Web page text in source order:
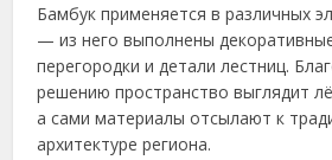
Бамбук применяется в различных
— из него выполнены
перегородки и детали лестниц.
решению пространство выглядит
а сами материалы отсылают к
архитектуре региона.